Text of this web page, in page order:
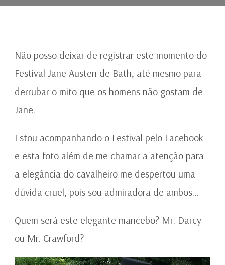
MR.
CRAWFORD?
Não posso deixar de registrar este momento do
Festival Jane Austen de Bath, até mesmo para
derrubar o mito que os homens não gostam de
Jane.
Estou acompanhando o Festival pelo Facebook
e esta foto além de me chamar a atenção para
a elegância do cavalheiro me despertou uma
dúvida cruel, pois sou admiradora de ambos…
Quem será este elegante mancebo? Mr. Darcy
ou Mr. Crawford?